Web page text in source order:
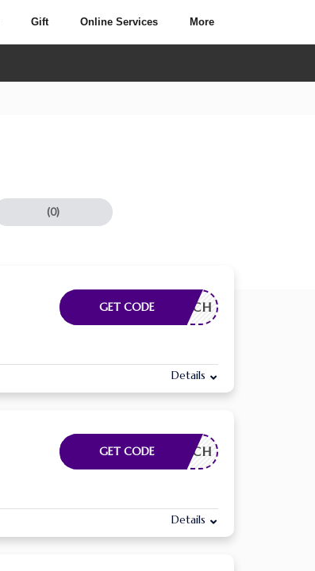
Gift Online Services More
(0)
RDERLICH
GET CODE
Details
RDERLICH
GET CODE
Details